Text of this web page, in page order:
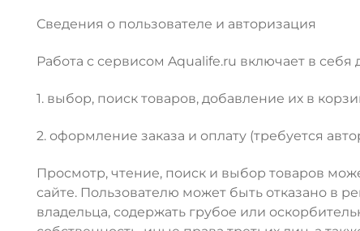
Сведения о пользователе и авторизация
Работа с сервисом Aqualife.ru включает в себя
1. выбор, поиск товаров, добавление их в
2. оформление заказа и оплату (требуется
Просмотр, чтение, поиск и выбор товаров
сайте. Пользователю может быть отказано в
владельца, содержать грубое или